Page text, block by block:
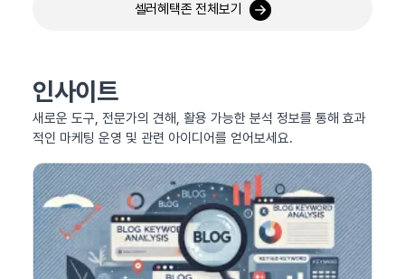
셀러혜택존 전체보기
인사이트
새로운 도구, 전문가의 견해, 활용 가능한 분석 정보를 통해 효과
적인 마케팅 운영 및 관련 아이디어를 얻어보세요.